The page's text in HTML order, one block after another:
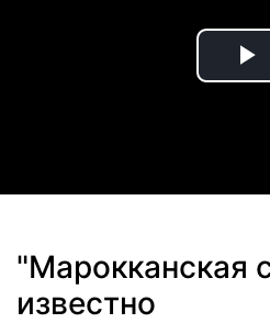
"Марокканская
известно